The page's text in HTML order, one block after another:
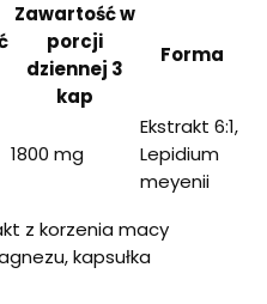
Zawartość w
porcji
dziennej 3
kap
Forma
1800 mg
Ekstrakt 6:1,
Lepidium
meyenii
z korzenia macy
kapsułka